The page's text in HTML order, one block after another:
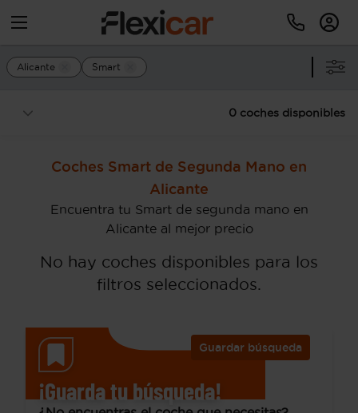
Alicante Smart
0 coches disponibles
Coches Smart de Segunda Mano en
Alicante
Encuentra tu Smart de segunda mano en
Alicante al mejor precio
No hay coches disponibles para los
filtros seleccionados.
Guardar búsqueda
¡Guarda tu búsqueda!